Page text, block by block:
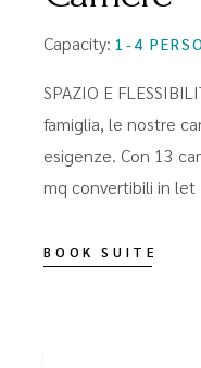
Capacity: 1-4
SPAZIO E
famiglia, le nostre
esigenze. Con 13
mq convertibili in let
BOOK SUITE